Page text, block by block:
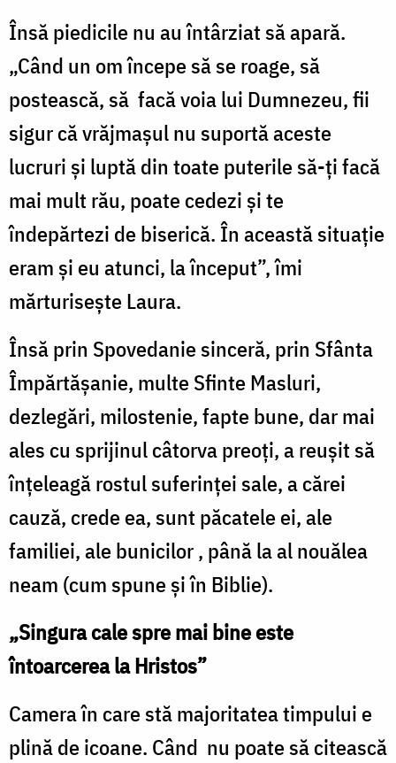
Însă piedicile nu au întârziat să apară.
„Când un om începe să se roage, să
postească, să facă voia lui Dumnezeu, fii
sigur că vrăjmașul nu suportă aceste
lucruri și luptă din toate puterile să-ți facă
mai mult rău, poate cedezi și te
îndepărtezi de biserică. În această situație
eram și eu atunci, la început”, îmi
mărturisește Laura.
Însă prin Spovedanie sinceră, prin Sfânta
Împărtășanie, multe Sfinte Masluri,
dezlegări, milostenie, fapte bune, dar mai
ales cu sprijinul câtorva preoți, a reușit să
înțeleagă rostul suferinței sale, a cărei
cauză, crede ea, sunt păcatele ei, ale
familiei, ale bunicilor , până la al nouălea
neam (cum spune și în Biblie).
„Singura cale spre mai bine este
întoarcerea la Hristos”
Camera în care stă majoritatea timpului e
plină de icoane. Când nu poate să citească